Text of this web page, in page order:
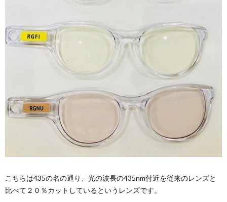
こちらは435の名の通り、光の波長の435nm付近を従来のレンズと
比べて２０％カットしているというレンズです。